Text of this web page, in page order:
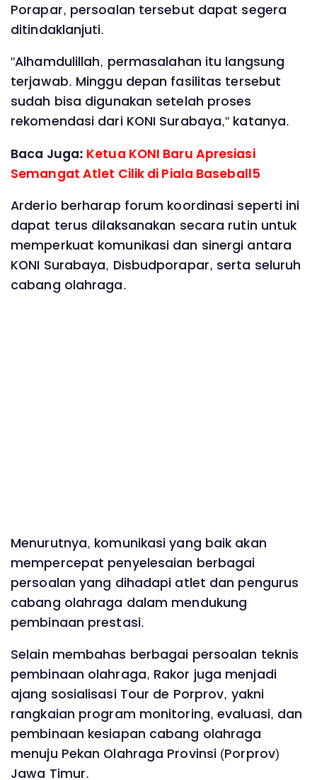
Porapar, persoalan tersebut dapat segera
ditindaklanjuti.
"Alhamdulillah, permasalahan itu langsung
terjawab. Minggu depan fasilitas tersebut
sudah bisa digunakan setelah proses
rekomendasi dari KONI Surabaya," katanya.
Baca Juga: Ketua KONI Baru Apresiasi
Semangat Atlet Cilik di Piala Baseball5
Arderio berharap forum koordinasi seperti ini
dapat terus dilaksanakan secara rutin untuk
memperkuat komunikasi dan sinergi antara
KONI Surabaya, Disbudporapar, serta seluruh
cabang olahraga.
Menurutnya, komunikasi yang baik akan
mempercepat penyelesaian berbagai
persoalan yang dihadapi atlet dan pengurus
cabang olahraga dalam mendukung
pembinaan prestasi.
Selain membahas berbagai persoalan teknis
pembinaan olahraga, Rakor juga menjadi
ajang sosialisasi Tour de Porprov, yakni
rangkaian program monitoring, evaluasi, dan
pembinaan kesiapan cabang olahraga
menuju Pekan Olahraga Provinsi (Porprov)
Jawa Timur.